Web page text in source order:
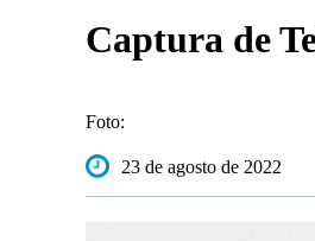
Captura de
Foto:
23 de agosto de 2022